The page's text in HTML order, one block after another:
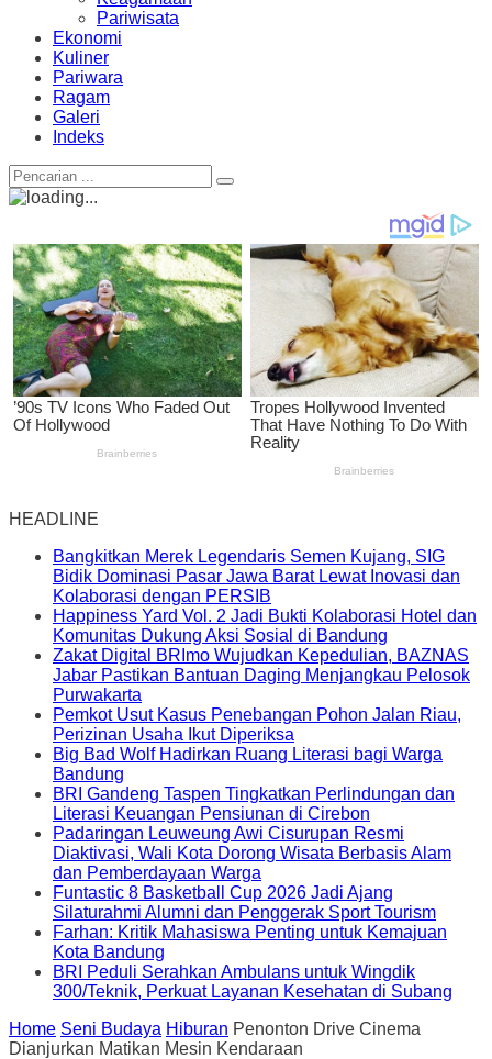
Pariwisata
Ekonomi
Kuliner
Pariwara
Ragam
Galeri
Indeks
HEADLINE
Bangkitkan Merek Legendaris Semen Kujang, SIG
Bidik Dominasi Pasar Jawa Barat Lewat Inovasi dan
Kolaborasi dengan PERSIB
Happiness Yard Vol. 2 Jadi Bukti Kolaborasi Hotel dan
Komunitas Dukung Aksi Sosial di Bandung
Zakat Digital BRImo Wujudkan Kepedulian, BAZNAS
Jabar Pastikan Bantuan Daging Menjangkau Pelosok
Purwakarta
Pemkot Usut Kasus Penebangan Pohon Jalan Riau,
Perizinan Usaha Ikut Diperiksa
Big Bad Wolf Hadirkan Ruang Literasi bagi Warga
Bandung
BRI Gandeng Taspen Tingkatkan Perlindungan dan
Literasi Keuangan Pensiunan di Cirebon
Padaringan Leuweung Awi Cisurupan Resmi
Diaktivasi, Wali Kota Dorong Wisata Berbasis Alam
dan Pemberdayaan Warga
Funtastic 8 Basketball Cup 2026 Jadi Ajang
Silaturahmi Alumni dan Penggerak Sport Tourism
Farhan: Kritik Mahasiswa Penting untuk Kemajuan
Kota Bandung
BRI Peduli Serahkan Ambulans untuk Wingdik
300/Teknik, Perkuat Layanan Kesehatan di Subang
Home Seni Budaya Hiburan Penonton Drive Cinema
Dianjurkan Matikan Mesin Kendaraan